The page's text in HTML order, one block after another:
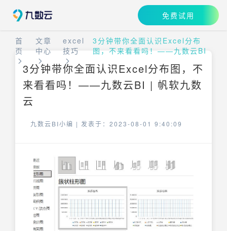
免费试用
首
页
文章
中心
excel
技巧
3分钟带你全面认识Excel分布
图，不来看看吗！——九数云BI
3分钟带你全面认识Excel分布图，不
来看看吗！——九数云BI | 帆软九数
云
九数云BI小编 | 发表于：2023-08-01 9:40:09